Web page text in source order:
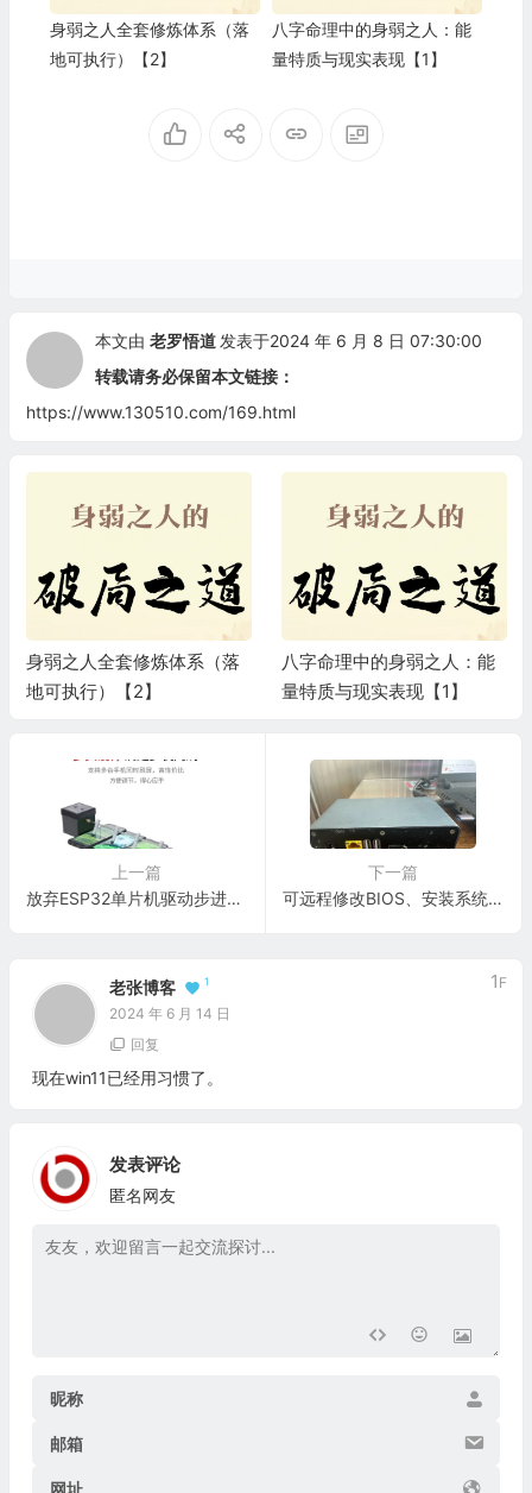
身弱之人全套修炼体系（落
地可执行）【2】
八字命理中的身弱之人：能
量特质与现实表现【1】
本文由 老罗悟道 发表于2024 年 6 月 8 日 07:30:00
转载请务必保留本文链接：
https://www.130510.com/169.html
身弱之人全套修炼体系（落
地可执行）【2】
八字命理中的身弱之人：能
量特质与现实表现【1】
上一篇
放弃ESP32单片机驱动步进电机方案，还是拼夕夕调速更有性价比
下一篇
可远程修改BIOS、安装系统等强大的远程控制系统–玩客云刷One-KVM系统
老张博客 1
2024 年 6 月 14 日
1 F
回复
现在win11已经用习惯了。
发表评论
匿名网友
昵称
邮箱
网址